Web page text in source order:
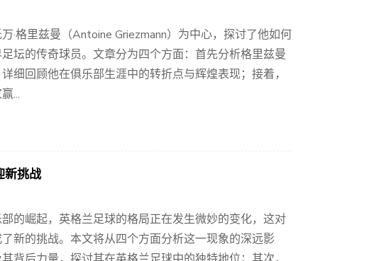
·格里兹曼（Antoine Griezmann）为中心，探讨了他如何
坛的传奇球员。文章分为四个方面：首先分析格里兹曼
细回顾他在俱乐部生涯中的转折点与辉煌表现；接着，
...
新挑战
的崛起，英格兰足球的格局正在发生微妙的变化，这对
新的挑战。本文将从四个方面分析这一现象的深远影